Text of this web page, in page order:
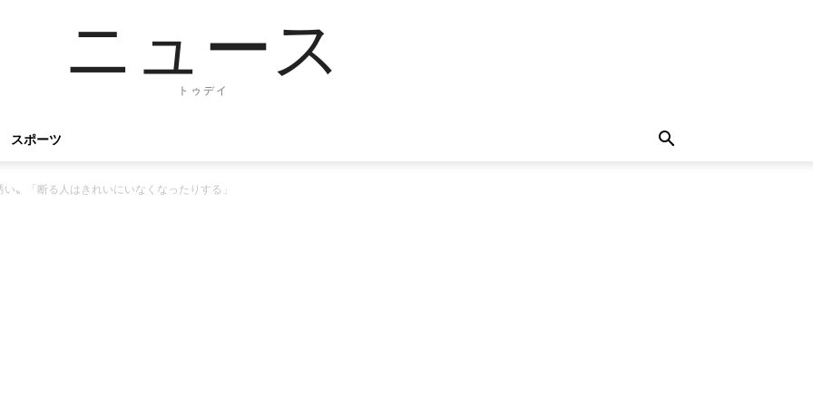
ニュース
トゥデイ
スポーツ
〟「断る人はきれいにいなくなったりする」